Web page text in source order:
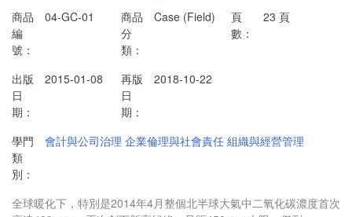
商品
編
號：
04-GC-01
商品
分
類：
Case (Field)
頁
數：
23 頁
出版
日
期：
2015-01-08
再版
日
期：
2018-10-22
學門
類
別：
會計與公司治理 企業倫理與社會責任 組織與經營管理
全球暖化下，特別是2014年4月整個北半球大氣中二氧化碳濃度首次